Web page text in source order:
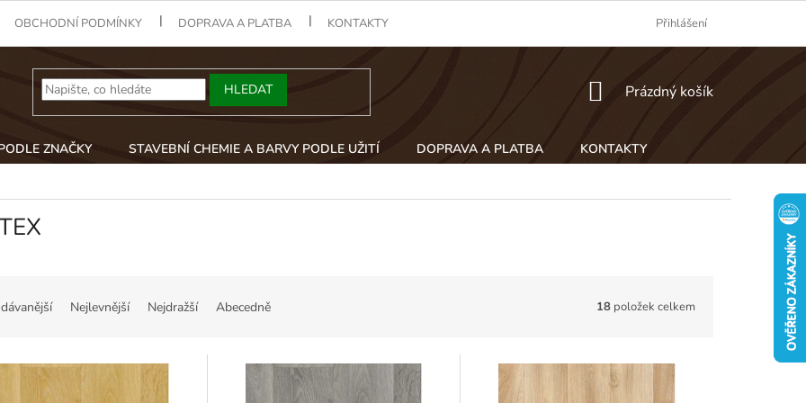
OBCHODNÍ PODMÍNKY DOPRAVA A PLATBA KONTAKTY Přihlášení
HLEDAT
NÁKUPNÍ
Prázdný košík
ZNAČKY STAVEBNÍ CHEMIE A BARVY PODLE UŽITÍ DOPRAVA A PLATBA
KONTAKTY
Nejlevnější Nejdražší Abecedně 18 položek celkem